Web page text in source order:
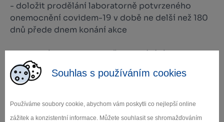
Souhlas s používáním cookies
Používáme soubory cookie, abychom vám poskytli co nejlepší online
zážitek a konzistentní informace. Můžete souhlasit se shromažďováním
- doložit prodělání laboratorně potvrzeného
onemocnění covidem-19 v době ne delší než 180
dnů přede dnem konání akce
Antigenní ani PCR testy již k prokázání
bezinfekčnosti nestačí.
bezinfekčnosti mladí ve věku 12 - 18 let, či lidé;
kteří se ze zdravotních důvodů očkovat nemohou;